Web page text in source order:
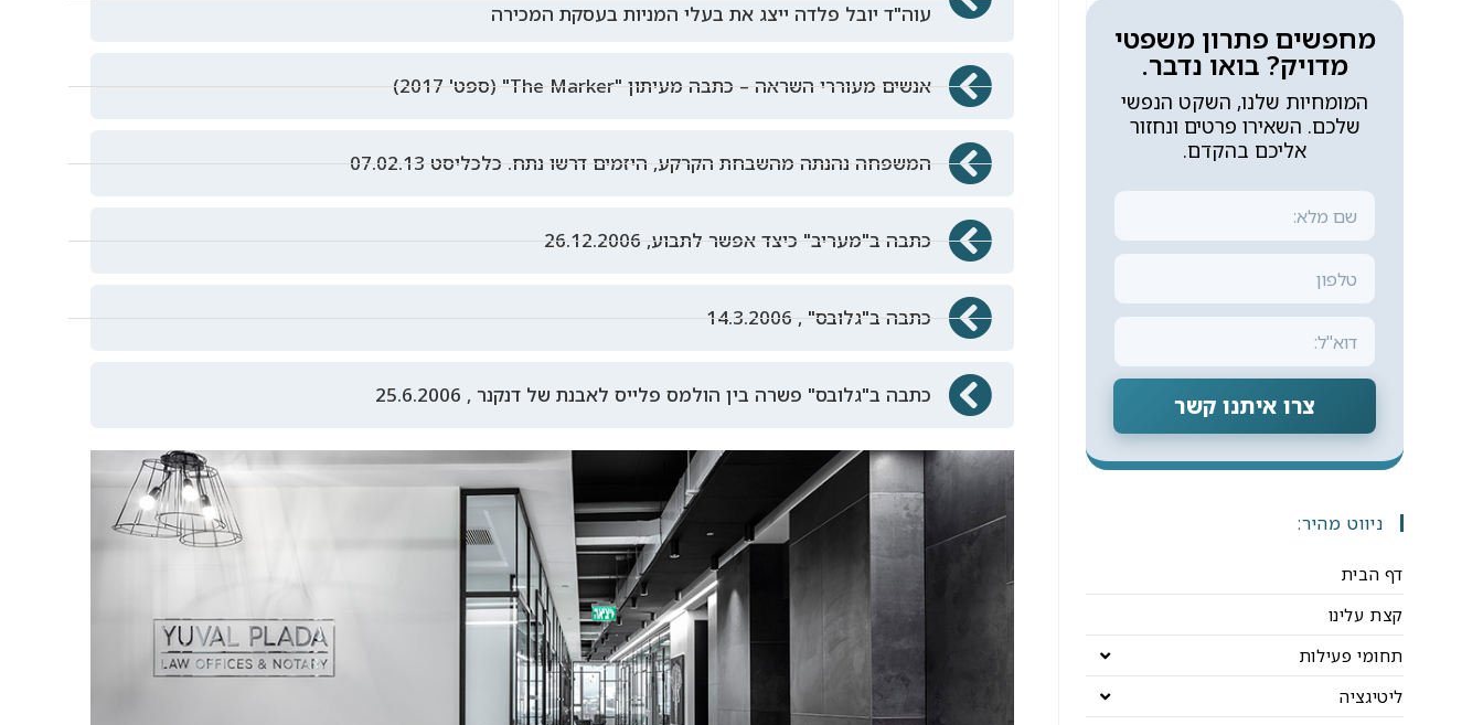
עוה"ד יובל פלדה ייצג את בעלי המניות בעסקת המכירה
אנשים מעוררי השראה – כתבה מעיתון "The Marker" (ספט' 2017)
המשפחה נהנתה מהשבחת הקרקע, היזמים דרשו נתח. כלכליסט 07.02.13
כתבה ב"מעריב" כיצד אפשר לתבוע, 26.12.2006
כתבה ב"גלובס" , 14.3.2006
כתבה ב"גלובס" פשרה בין הולמס פלייס לאבנת של דנקנר , 25.6.2006
מחפשים פתרון משפטי
מדויק? בואו נדבר.
המומחיות שלנו, השקט הנפשי
שלכם. השאירו פרטים ונחזור
אליכם בהקדם.
צרו איתנו קשר
ניווט מהיר:
דף הבית
קצת עלינו
תחומי פעילות
ליטיגציה